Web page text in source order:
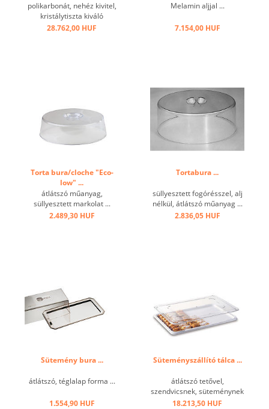
polikarbonát, nehéz kivitel,
kristálytiszta kiváló
minőségben ...
28.762,00 HUF
Melamin aljjal ...
7.154,00 HUF
Torta bura/cloche "Eco-
low" ...
átlátszó műanyag,
süllyesztett markolat ...
2.489,30 HUF
Tortabura ...
süllyesztett fogórésszel, alj
nélkül, átlátszó műanyag ...
2.836,05 HUF
Sütemény bura ...
átlátszó, téglalap forma ...
1.554,90 HUF
Süteményszállító tálca ...
átlátszó tetővel,
szendvicsnek, süteménynek
...
18.213,50 HUF